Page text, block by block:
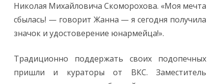
Николая Михайловича Скоморохова. «Моя мечта
сбылась! — говорит Жанна — я сегодня получила
значок и удостоверение юнармейца!».
Традиционно поддержать своих подопечных
пришли и кураторы от ВКС. Заместитель